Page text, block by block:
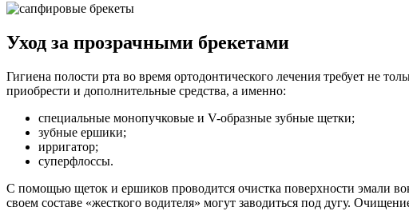
Уход за прозрачными брекетами
Гигиена полости рта во время ортодонтического лечения требует не
приобрести и дополнительные средства, а именно:
специальные монопучковые и V-образные зубные щетки;
зубные ершики;
ирригатор;
суперфлоссы.
С помощью щеток и ершиков проводится очистка поверхности эмали
своем составе «жесткого водителя» могут заводиться под дугу.